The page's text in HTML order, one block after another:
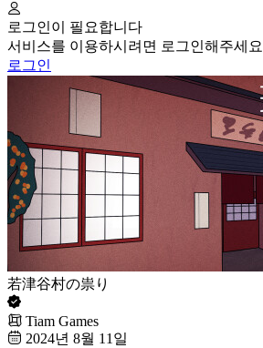
로그인이 필요합니다
서비스를 이용하시려면 로그인해주세요
로그인
若津谷村の祟り
Tiam Games
2024년 8월 11일